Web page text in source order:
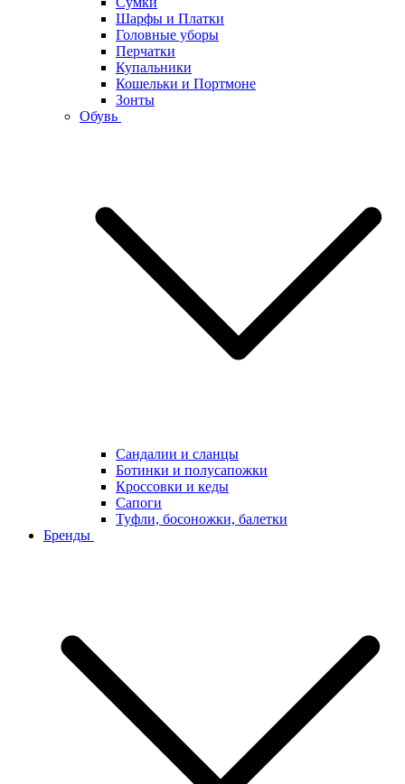
Шарфы и Платки
Головные уборы
Перчатки
Купальники
Кошельки и Портмоне
Зонты
Обувь
Сандалии и сланцы
Ботинки и полусапожки
Кроссовки и кеды
Сапоги
Туфли, босоножки, балетки
Бренды